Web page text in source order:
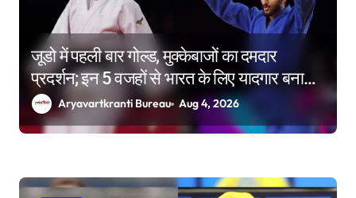
जूडो में पहली बार गोल्ड, मुक्केबाजों का दमदार
प्रदर्शन; इन 5 वजहों से भारत के लिए यादगार बना
कॉमनवेल्थ गेम्स 2026
Aryavartkranti Bureau Aug 4, 2026